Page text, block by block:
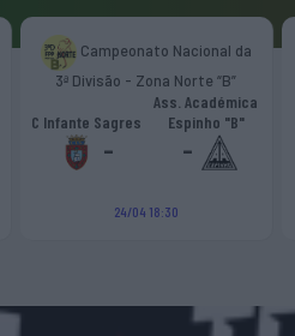
Campeonato Nacional da
3ª Divisão - Zona Norte “B”
C Infante Sagres
-
Ass. Académica
Espinho "B"
-
24/04 18:30